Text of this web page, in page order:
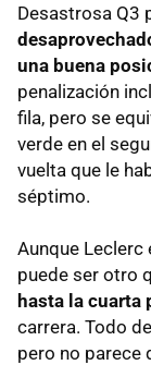
Desastrosa Q3
una buena
penalización
fila, pero se
verde en el
vuelta que le
séptimo.
Aunque Leclerc
puede ser otro
hasta la cuarta
carrera. Todo
pero no parece